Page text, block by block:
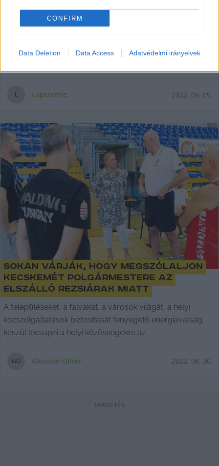
CONFIRM
Data Deletion Data Access Adatvédelmi irányelvek
műsorban az energiaválságról is
beszélt
fideszes polgármestere az energiaválság okozta
L Lapszemle 2022. 09. 09.
Sokan várják, hogy megszólaljon
Kecskemét polgármestere az
elszálló rezsiárak miatt
A településeket, a falvakat, a városok világát, a helyi
közszolgáltatások biztosítását fenyegető energiaválság
készül lecsapni a helyi közösségekre az
GO Glosszár Olivér 2022. 08. 30.
HIRDETÉS